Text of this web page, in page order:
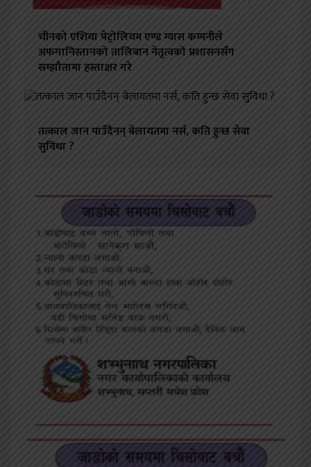
चीनको एशिया पेट्रोलियम एण्ड ग्यास कम्पनीले
अफगानिस्तानको तालिबान नेतृत्वको प्रशासनसँग
सम्झौतामा हस्ताक्षर गरे
तत्काल जान पाउँदैनन् बेलायतमा नर्स, कति हुन्छ सेवा
सुविधा ?